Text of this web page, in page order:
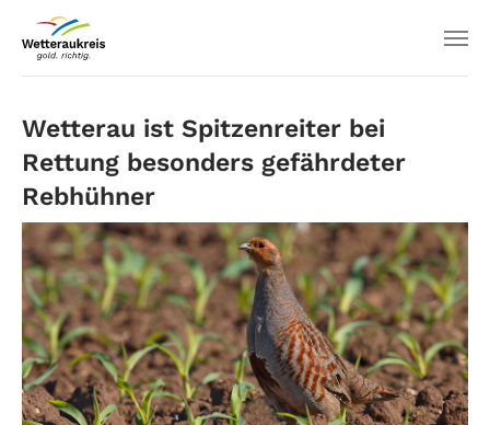
Wetterau ist Spitzenreiter bei
Rettung besonders gefährdeter
Rebhühner